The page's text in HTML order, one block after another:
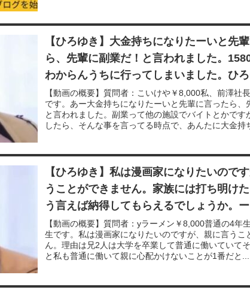
【ひろゆき】大金持ちになりたーいと先
ら、先輩に副業だ！と言われました。
わからんうちに行ってしまいました。ひ
なぐさめてください！ーひろゆき切り抜
【動画の概要】質問者：こいけや￥8,000私、前澤社
です。あー大金持ちになりたーいと先輩に言ったら、
と言われました。副業って他の施設でバイトとかです
したら、そんな事を言ってる時点で、あんたに大金持
【ひろゆき】私は漫画家になりたいので
うことができません。家族には打ち明け
う言えば納得してもらえるでしょうか。
切り抜き 20230728
【動画の概要】質問者：yラーメン￥8,000普通の4年
生です。私は漫画家になりたいのですが、親に言うこ
ん。理由は兄2人は大学を卒業して普通に働いていて
と私も普通に働いて親に心配かけないことが1番だと...